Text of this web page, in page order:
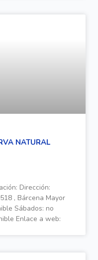
NATURAL
Dirección:
, Bárcena Mayor
Sábados: no
Enlace a web: